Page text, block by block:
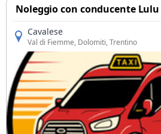
Noleggio con conducente Lulu
Cavalese
Val di Fiemme, Dolomiti, Trentino